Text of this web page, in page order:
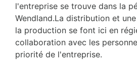
l'entreprise se trouve dans la
Wendland.La distribution et
la production se font ici en
collaboration avec les
priorité de l'entreprise.